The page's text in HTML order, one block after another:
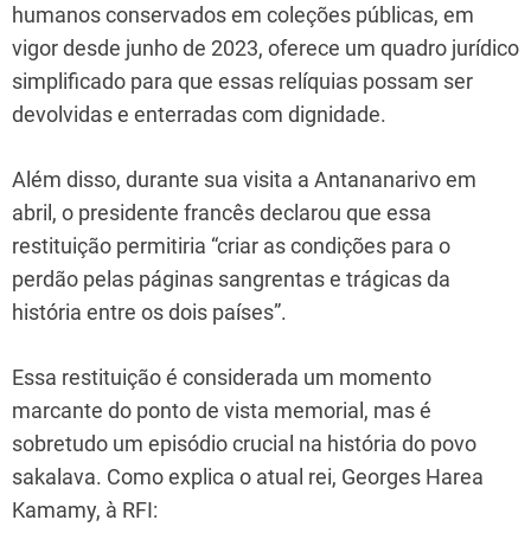
humanos conservados em coleções públicas, em
vigor desde junho de 2023, oferece um quadro jurídico
simplificado para que essas relíquias possam ser
devolvidas e enterradas com dignidade.
Além disso, durante sua visita a Antananarivo em
abril, o presidente francês declarou que essa
restituição permitiria “criar as condições para o
perdão pelas páginas sangrentas e trágicas da
história entre os dois países”.
Essa restituição é considerada um momento
marcante do ponto de vista memorial, mas é
sobretudo um episódio crucial na história do povo
sakalava. Como explica o atual rei, Georges Harea
Kamamy, à RFI: